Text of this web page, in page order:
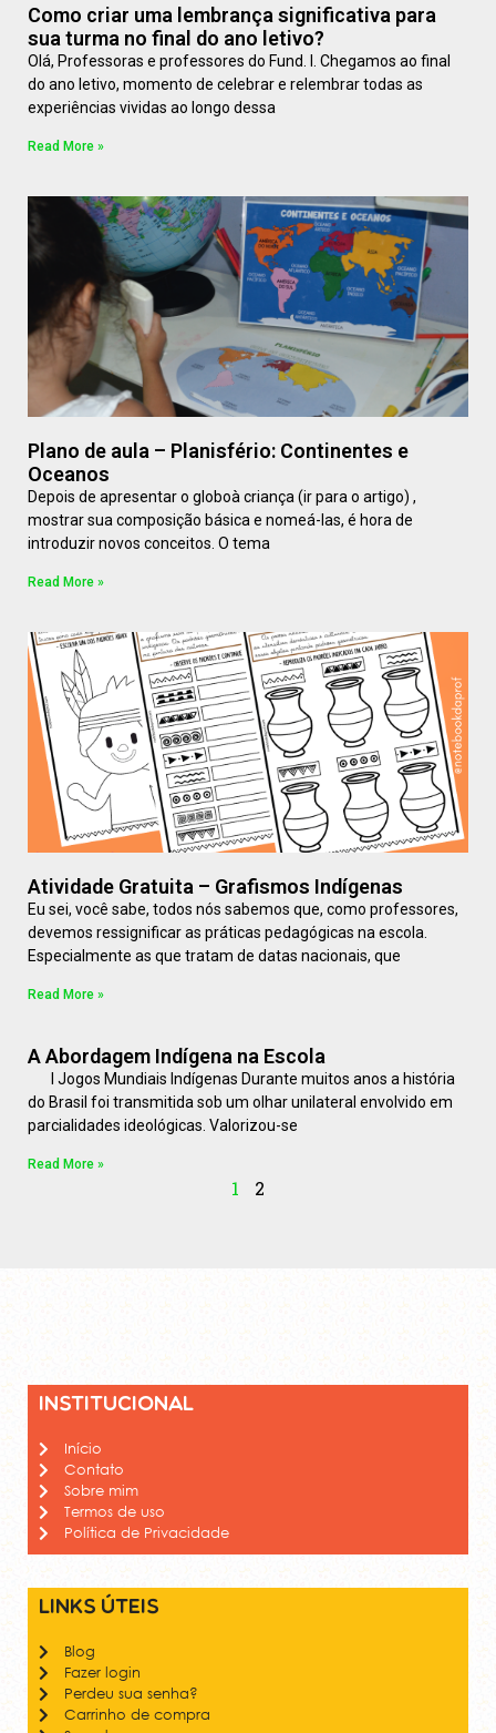
Como criar uma lembrança significativa para
sua turma no final do ano letivo?
Olá, Professoras e professores do Fund. I. Chegamos ao final
do ano letivo, momento de celebrar e relembrar todas as
experiências vividas ao longo dessa
Read More »
Plano de aula – Planisfério: Continentes e
Oceanos
Depois de apresentar o globoà criança (ir para o artigo) ,
mostrar sua composição básica e nomeá-las, é hora de
introduzir novos conceitos. O tema
Read More »
Atividade Gratuita – Grafismos Indígenas
Eu sei, você sabe, todos nós sabemos que, como professores,
devemos ressignificar as práticas pedagógicas na escola.
Especialmente as que tratam de datas nacionais, que
Read More »
A Abordagem Indígena na Escola
I Jogos Mundiais Indígenas Durante muitos anos a história
do Brasil foi transmitida sob um olhar unilateral envolvido em
parcialidades ideológicas. Valorizou-se
Read More »
1 2
Institucional
Início
Contato
Sobre mim
Termos de uso
Política de Privacidade
Links úteis
Blog
Fazer login
Perdeu sua senha?
Carrinho de compra